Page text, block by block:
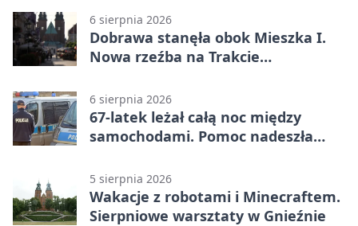
6 sierpnia 2026
Dobrawa stanęła obok Mieszka I.
Nowa rzeźba na Trakcie
6 sierpnia 2026
67-latek leżał całą noc między
samochodami. Pomoc nadeszła
5 sierpnia 2026
Wakacje z robotami i Minecraftem.
Sierpniowe warsztaty w Gnieźnie